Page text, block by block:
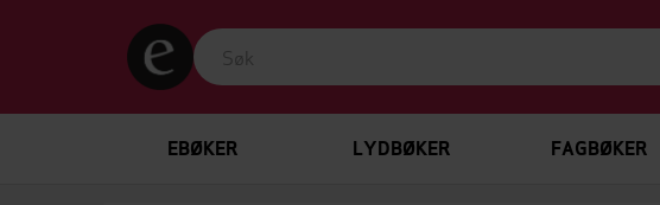
EBØKER LYDBØKER FAGBØKER